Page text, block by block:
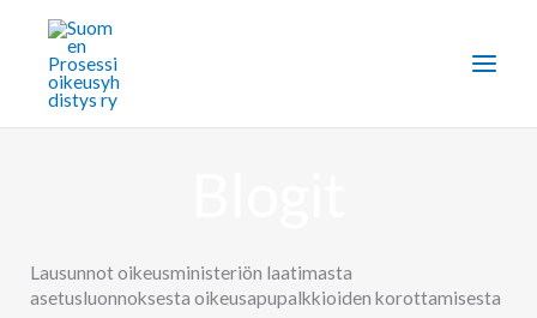
sisältöön
Lausunnot oikeusministeriön laatimasta
asetusluonnoksesta oikeusapupalkkioiden korottamisesta